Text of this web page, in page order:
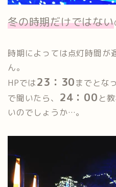
冬の時期だけではない
時期によっては点灯時間が
ん。
HPでは23：30までとな
で聞いたら、 24：00 と
いのでしょうか…。